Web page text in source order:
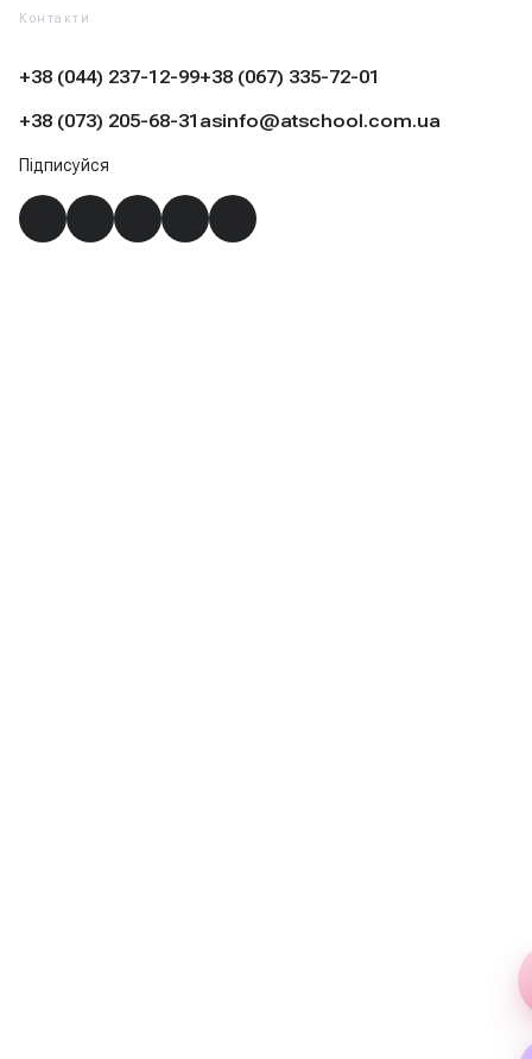
Контакти
+38 (044) 237-12-99+38 (067) 335-72-01
+38 (073) 205-68-31 asinfo@atschool.com.ua
Підписуйся
Instagram
YouTubeFacebook
Telegram
TikTok